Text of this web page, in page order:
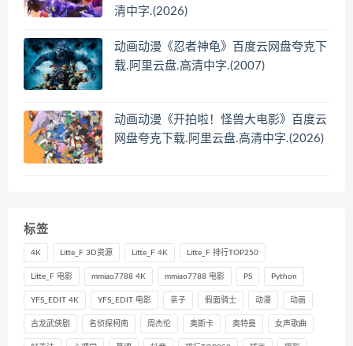
清中字.(2026)
动画动漫《忍者神龟》百度云网盘夸克下
载.阿里云盘.高清中字.(2007)
动画动漫《开拍啦！怪兽大电影》百度云
网盘夸克下载.阿里云盘.高清中字.(2026)
标签
4K Litte_F 3D资源 Litte_F 4K Litte_F 排行TOP250
Litte_F 电影 mmiao7788 4K mmiao7788 电影 PS Python
YFS_EDIT 4K YFS_EDIT 电影 亲子 假面骑士 动漫 动画
古龙武侠剧 名侦探柯南 周杰伦 奥斯卡 奥特曼 女声歌曲